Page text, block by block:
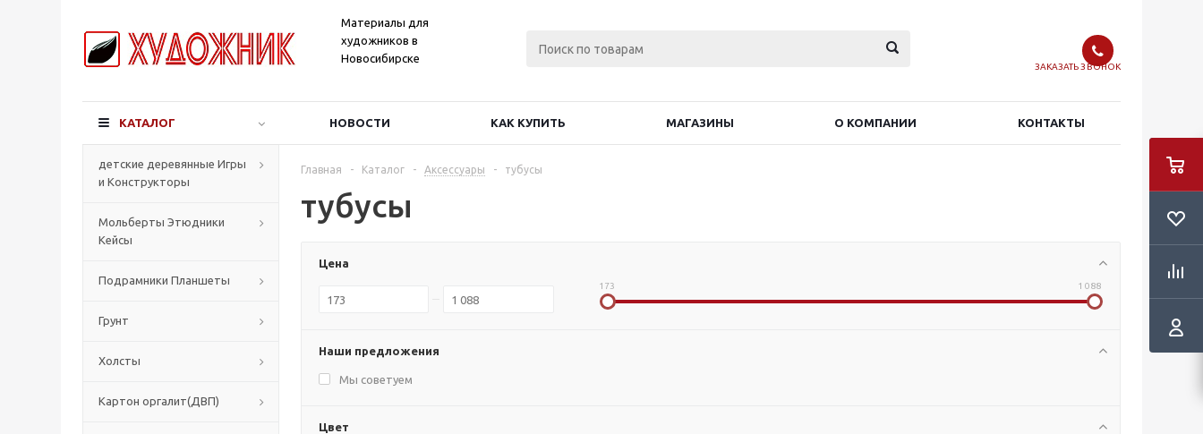
Материалы для
художников в
Новосибирске
ЗАКАЗАТЬ ЗВОНОК
КАТАЛОГ НОВОСТИ КАК КУПИТЬ МАГАЗИНЫ О КОМПАНИИ КОНТАКТЫ
детские деревянные Игры
и Конструкторы
Мольберты Этюдники
Кейсы
Подрамники Планшеты
Грунт
Холсты
Картон оргалит(ДВП)
Главная - Каталог - Аксессуары - тубусы
тубусы
Цена
173 1 088
Наши предложения
Мы советуем
Цвет